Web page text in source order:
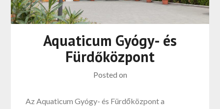
Aquaticum Gyógy- és
Fürdőközpont
Posted on
Az Aquaticum Gyógy- és Fürdőközpont a